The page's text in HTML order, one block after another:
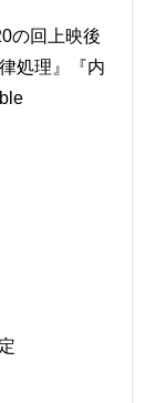
の回上映後
処理』『内